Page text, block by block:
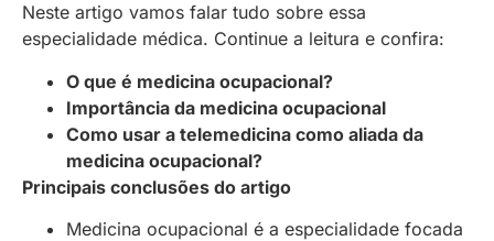
Neste artigo vamos falar tudo sobre essa
especialidade médica. Continue a leitura e confira:
O que é medicina ocupacional?
Importância da medicina ocupacional
Como usar a telemedicina como aliada da
medicina ocupacional?
Principais conclusões do artigo
Medicina ocupacional é a especialidade focada